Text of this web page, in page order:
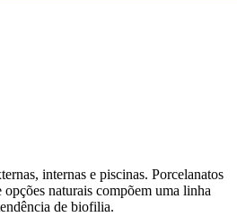
internas e piscinas. Porcelanatos
opções naturais compõem uma linha
de biofilia.